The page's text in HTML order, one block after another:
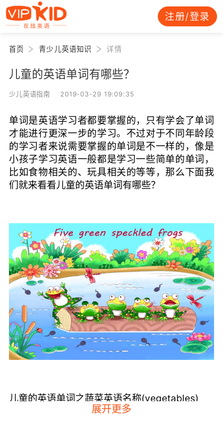
注册/登录
首页 青少儿英语知识 详情
儿童的英语单词有哪些？
少儿英语指南 2019-03-29 19:09:35
单词是英语学习者都要掌握的，只有学会了单词
才能进行更深一步的学习。不过对于不同年龄段
的学习者来说需要掌握的单词是不一样的，像是
小孩子学习英语一般都是学习一些简单的单词，
比如食物相关的、玩具相关的等等，那么下面我
们就来看看儿童的英语单词有哪些？
儿童的英语单词之蔬菜英语名称(vegetables)
展开更多